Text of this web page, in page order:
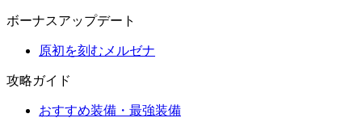
ボーナスアップデート
原初を刻むメルゼナ
攻略ガイド
おすすめ装備・最強装備